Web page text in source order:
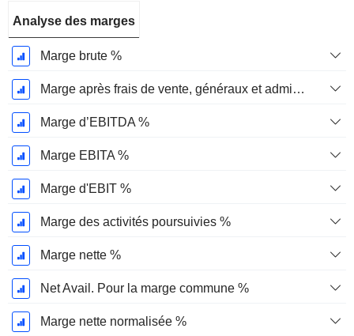
Analyse des marges
Marge brute %
Marge après frais de vente, généraux et administratifs %
Marge d’EBITDA %
Marge EBITA %
Marge d'EBIT %
Marge des activités poursuivies %
Marge nette %
Net Avail. Pour la marge commune %
Marge nette normalisée %